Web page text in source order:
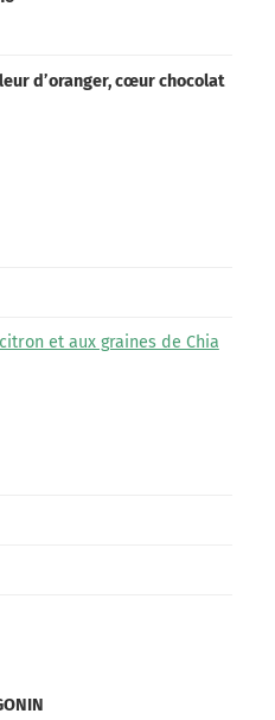
d’oranger, cœur chocolat
et aux graines de Chia